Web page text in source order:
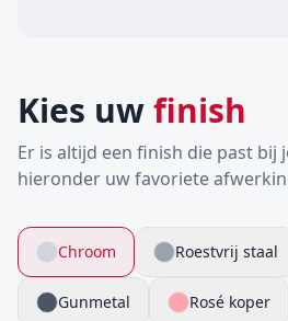
Kies uwfinish
Er is altijd een finish die past bij
hieronder uw favoriete
Chroom Roestvrij staal
Gunmetal Rosé koper